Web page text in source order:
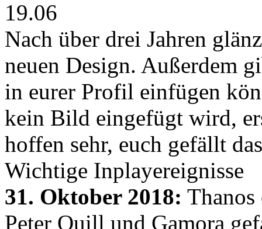
19.06
Nach über drei Jahren
neuen Design. Außerdem
in eurer Profil einfügen
kein Bild eingefügt wird,
hoffen sehr, euch gefällt
Wichtige Inplayereignisse
31. Oktober 2018:
Peter Quill und Gamora